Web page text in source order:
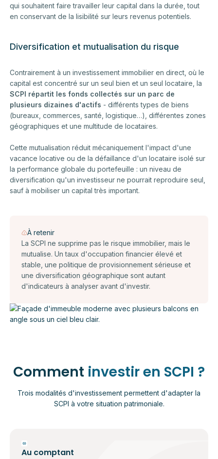
qui souhaitent faire travailler leur capital dans la durée, tout
en conservant de la lisibilité sur leurs revenus potentiels.
Diversification et mutualisation du risque
Contrairement à un investissement immobilier en direct, où le
capital est concentré sur un seul bien et un seul locataire, la
SCPI répartit les fonds collectés sur un parc de
plusieurs dizaines d'actifs - différents types de biens
(bureaux, commerces, santé, logistique…), différentes zones
géographiques et une multitude de locataires.
Cette mutualisation réduit mécaniquement l'impact d'une
vacance locative ou de la défaillance d'un locataire isolé sur
la performance globale du portefeuille : un niveau de
diversification qu'un investisseur ne pourrait reproduire seul,
sauf à mobiliser un capital très important.
À retenir
La SCPI ne supprime pas le risque immobilier, mais le
mutualise. Un taux d'occupation financier élevé et
stable, une politique de provisionnement sérieuse et
une diversification géographique sont autant
d'indicateurs à analyser avant d'investir.
Comment investir en SCPI ?
Trois modalités d'investissement permettent d'adapter la
SCPI à votre situation patrimoniale.
Au comptant